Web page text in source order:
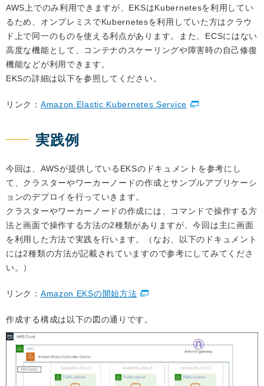
AWS上でのみ利用できますが、EKSはKubernetesを利用してい
るため、オンプレミスでKubernetesを利用していた方はクラウ
ド上で同一のものを使える利点があります。また、ECSにはない
高度な機能として、コンテナのスケーリングや障害時の自己修復
機能などが利用できます。
EKSの詳細は以下を参照してください。
リンク： Amazon Elastic Kubernetes Service
実践例
今回は、AWSが提供しているEKSのドキュメントを参考にし
て、クラスターやワーカーノードの作成とサンプルアプリケーシ
ョンのデプロイを行っていきます。
クラスターやワーカーノードの作成には、コマンドで操作する方
法と画面で操作する方法の2種類がありますが、今回は主に画面
を利用した方法で実践を行います。（なお、以下のドキュメント
には2種類の方法が記載されていますので参考にしてみてくださ
い。）
リンク： Amazon EKSの開始方法
作成する構成は以下の図の通りです。